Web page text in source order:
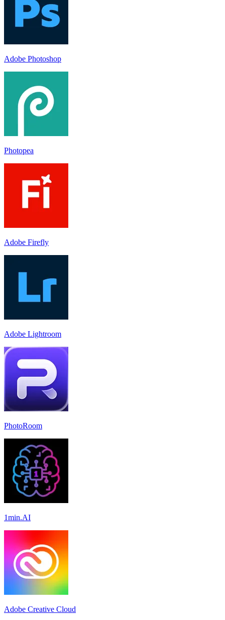
Adobe Photoshop
Photopea
Adobe Firefly
Adobe Lightroom
PhotoRoom
1min.AI
Adobe Creative Cloud